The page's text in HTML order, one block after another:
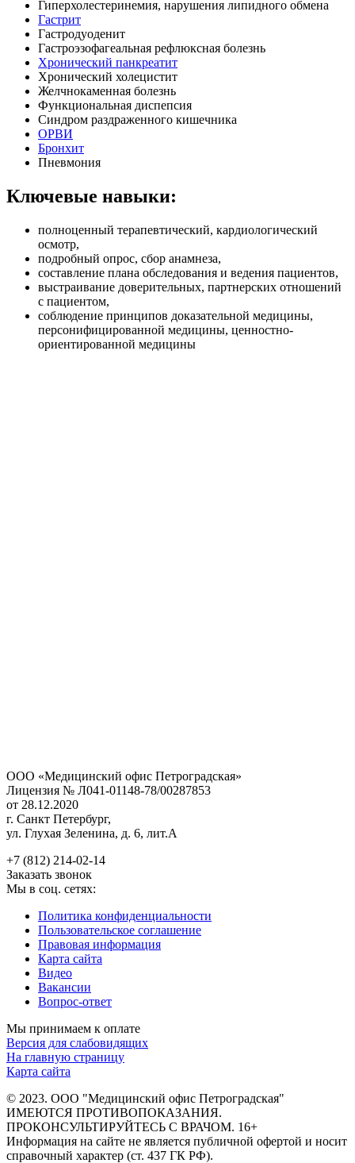
Гиперхолестеринемия, нарушения липидного обмена
Гастрит
Гастродуоденит
Гастроэзофагеальная рефлюксная болезнь
Хронический панкреатит
Хронический холецистит
Желчнокаменная болезнь
Функциональная диспепсия
Синдром раздраженного кишечника
ОРВИ
Бронхит
Пневмония
Ключевые навыки:
полноценный терапевтический, кардиологический
осмотр,
подробный опрос, сбор анамнеза,
составление плана обследования и ведения пациентов,
выстраивание доверительных, партнерских отношений
с пациентом,
соблюдение принципов доказательной медицины,
персонифицированной медицины, ценностно-
ориентированной медицины
ООО «Медицинский офис Петроградская»
Лицензия № Л041-01148-78/00287853
от 28.12.2020
г. Санкт Петербург,
ул. Глухая Зеленина, д. 6, лит.А
+7 (812) 214-02-14
Заказать звонок
Мы в соц. сетях:
Политика конфиденциальности
Пользовательское соглашение
Правовая информация
Карта сайта
Видео
Вакансии
Вопрос-ответ
Мы принимаем к оплате
Версия для слабовидящих
На главную страницу
Карта сайта
© 2023. ООО "Медицинский офис Петроградская"
ИМЕЮТСЯ ПРОТИВОПОКАЗАНИЯ.
ПРОКОНСУЛЬТИРУЙТЕСЬ С ВРАЧОМ. 16+
Информация на сайте не является публичной офертой и носит
справочный характер (ст. 437 ГК РФ).